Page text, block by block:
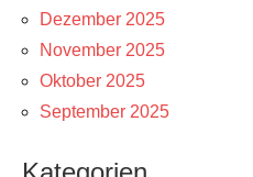
Dezember 2025
November 2025
Oktober 2025
September 2025